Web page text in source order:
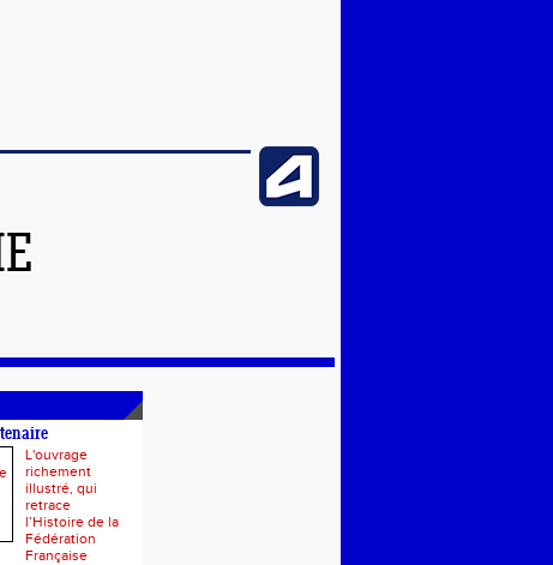
L'ouvrage
richement
illustré, qui
retrace
l’Histoire de la
Fédération
Française